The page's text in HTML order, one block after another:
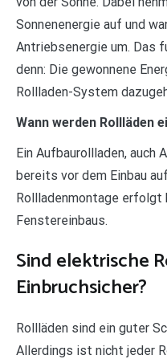
Sonnenenergie auf und
Antriebsenergie um. Das
denn: Die gewonnene
Rollladen-System
Wann werden Rollläden
Ein Aufbaurollladen, auch
bereits vor dem Einbau
Rollladenmontage erfolgt
Fenstereinbaus.
Sind elektrische
Einbruchsicher?
Rollläden sind ein guter
Allerdings ist nicht jeder